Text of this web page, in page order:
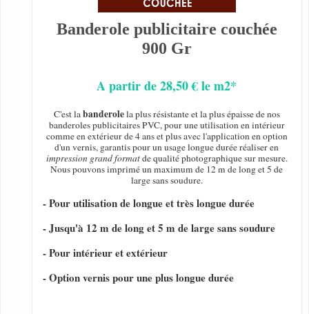
Banderole publicitaire couchée
900 Gr
A partir de 28,50 € le m2*
C'est labanderolela plus résistante et la plus épaisse de nos
banderoles publicitaires PVC, pour une utilisation en intérieur
comme en extérieur de 4 ans et plus avec l'application en option
d'un vernis, garantis pour un usage longue durée réaliser en
impression grand formatde qualité photographique sur mesure.
Nous pouvons imprimé un maximum de 12 m de long et 5 de
large sans soudure.
- Pour utilisation de longue et très longue durée
- Jusqu'à 12 m de long et 5 m de large sans soudure
- Pour intérieur et extérieur
- Option vernis pour une plus longue durée